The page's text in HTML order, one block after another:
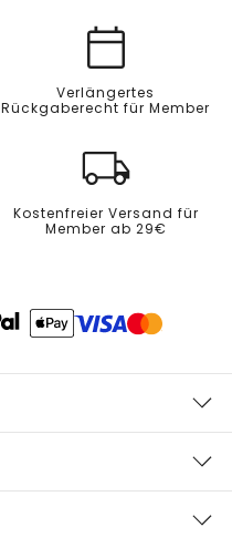
Verlängertes
Rückgaberecht für Member
Kostenfreier Versand für
Member ab 29€